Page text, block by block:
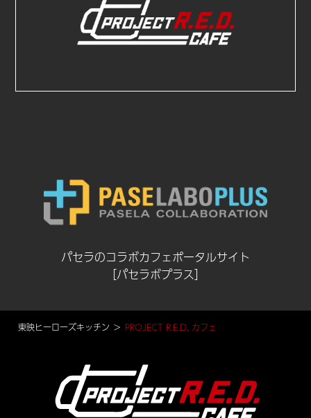
パセラのコラボカフェポータルサイト
［パセラボプラス］
東映ヒーローズキッチン PROJECT R.E.D. カフェ